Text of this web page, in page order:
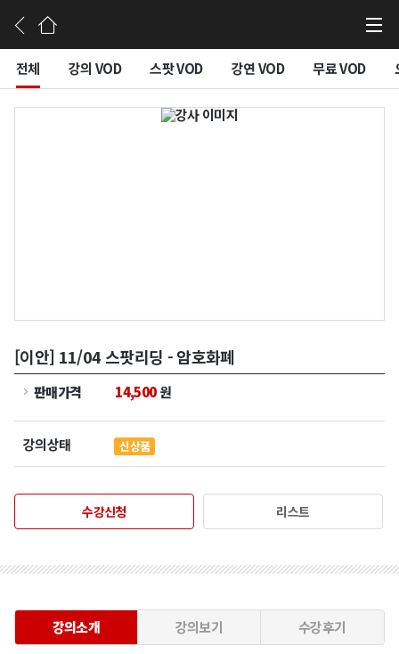
전체 강의 VOD 스팟 VOD 강연 VOD 무료 VOD
[이안] 11/04 스팟리딩 - 암호화폐
판매가격 14,500원
강의상태 신상품
수강신청 리스트
강의소개 강의보기 수강후기